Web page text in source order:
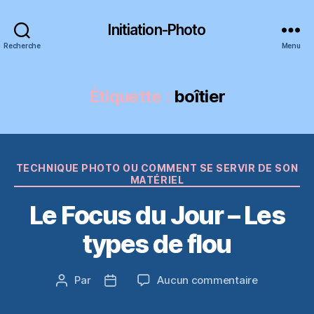
Recherche
Initiation-Photo
Menu
Étiquette : boîtier
Catégories
TECHNIQUE PHOTO OU COMMENT SE SERVIR DE SON
MATÉRIEL
Le Focus du Jour – Les
types de flou
Auteur
Par
Date
Aucun commentairesur